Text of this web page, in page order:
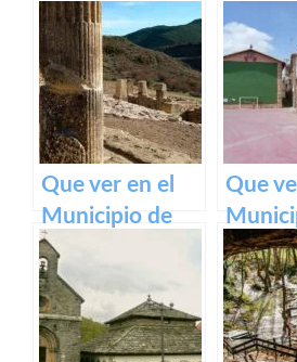
medieval de
Olite y su
impresionante
Castillo Palacio
Real.
Pirineos
Que ver en el
Municipio de
Eslava
(Navarra) en
Navarra
Que